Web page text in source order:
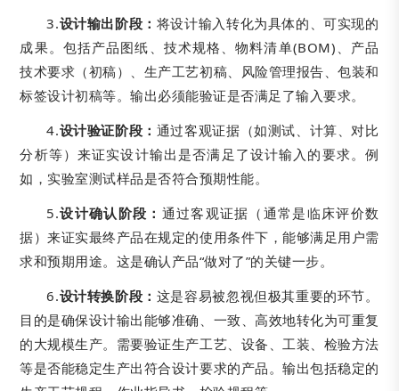
3.设计输出阶段： 将设计输入转化为具体的、可实现的
成果。包括产品图纸、技术规格、物料清单(BOM)、产品
技术要求（初稿）、生产工艺初稿、风险管理报告、包装和
标签设计初稿等。输出必须能验证是否满足了输入要求。
4.设计验证阶段： 通过客观证据（如测试、计算、对比
分析等）来证实设计输出是否满足了设计输入的要求。例
如，实验室测试样品是否符合预期性能。
5.设计确认阶段： 通过客观证据（通常是临床评价数
据）来证实最终产品在规定的使用条件下，能够满足用户需
求和预期用途。这是确认产品“做对了”的关键一步。
6.设计转换阶段： 这是容易被忽视但极其重要的环节。
目的是确保设计输出能够准确、一致、高效地转化为可重复
的大规模生产。需要验证生产工艺、设备、工装、检验方法
等是否能稳定生产出符合设计要求的产品。输出包括稳定的